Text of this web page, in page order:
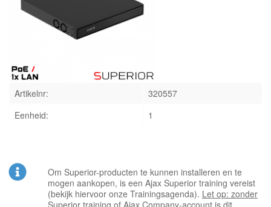
Artikelnr:
320557
Eenheid:
1
Om Superior-producten te kunnen installeren en te
mogen aankopen, is een Ajax Superior training vereist
(bekijk hiervoor onze Trainingsagenda). Let op: zonder
Superior training of Ajax Company-account is dit